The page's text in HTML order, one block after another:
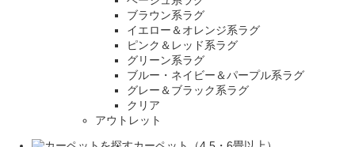
ブラウン系ラグ
イエロー＆オレンジ系ラグ
ピンク＆レッド系ラグ
グリーン系ラグ
ブルー・ネイビー＆パープル系ラグ
グレー＆ブラック系ラグ
クリア
アウトレット